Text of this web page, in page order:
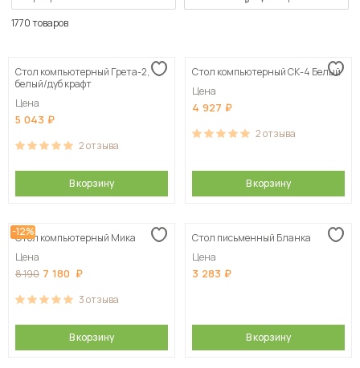
Сначала дорогие
1770 товаров
Стол компьютерный Грета-2,
белый/дуб крафт
Цена
5 043
2отзыва
В корзину
Стол компьютерный СК-4 Белый
Цена
4 927
2отзыва
В корзину
-12%
Стол компьютерный Мика
Цена
8 190 7 180
3отзыва
В корзину
Стол письменный Бланка
Цена
3 283
В корзину